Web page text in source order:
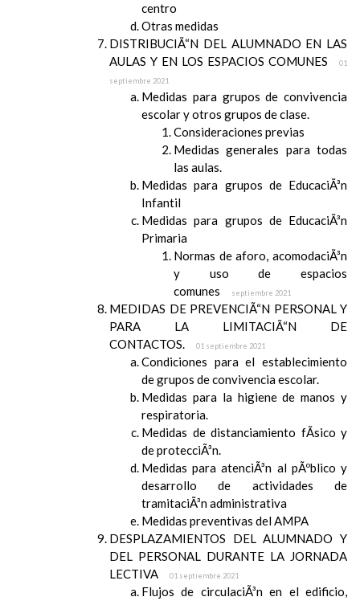
centro
Otras medidas
DISTRIBUCIÃ“N DEL ALUMNADO EN LAS
AULAS Y EN LOS ESPACIOS COMUNES
01
septiembre 2021
Medidas para grupos de convivencia
escolar y otros grupos de clase.
Consideraciones previas
Medidas generales para todas
las aulas.
Medidas para grupos de EducaciÃ³n
Infantil
Medidas para grupos de EducaciÃ³n
Primaria
Normas de aforo, acomodaciÃ³n
y uso de espacios
comunes
septiembre 2021
MEDIDAS DE PREVENCIÃ“N PERSONAL Y
PARA LA LIMITACIÃ“N DE
CONTACTOS.
01 septiembre 2021
Condiciones para el establecimiento
de grupos de convivencia escolar.
Medidas para la higiene de manos y
respiratoria.
Medidas de distanciamiento fÃ­sico y
de protecciÃ³n.
Medidas para atenciÃ³n al pÃºblico y
desarrollo de actividades de
tramitaciÃ³n administrativa
Medidas preventivas del AMPA
DESPLAZAMIENTOS DEL ALUMNADO Y
DEL PERSONAL DURANTE LA JORNADA
LECTIVA
01 septiembre 2021
Flujos de circulaciÃ³n en el edificio,